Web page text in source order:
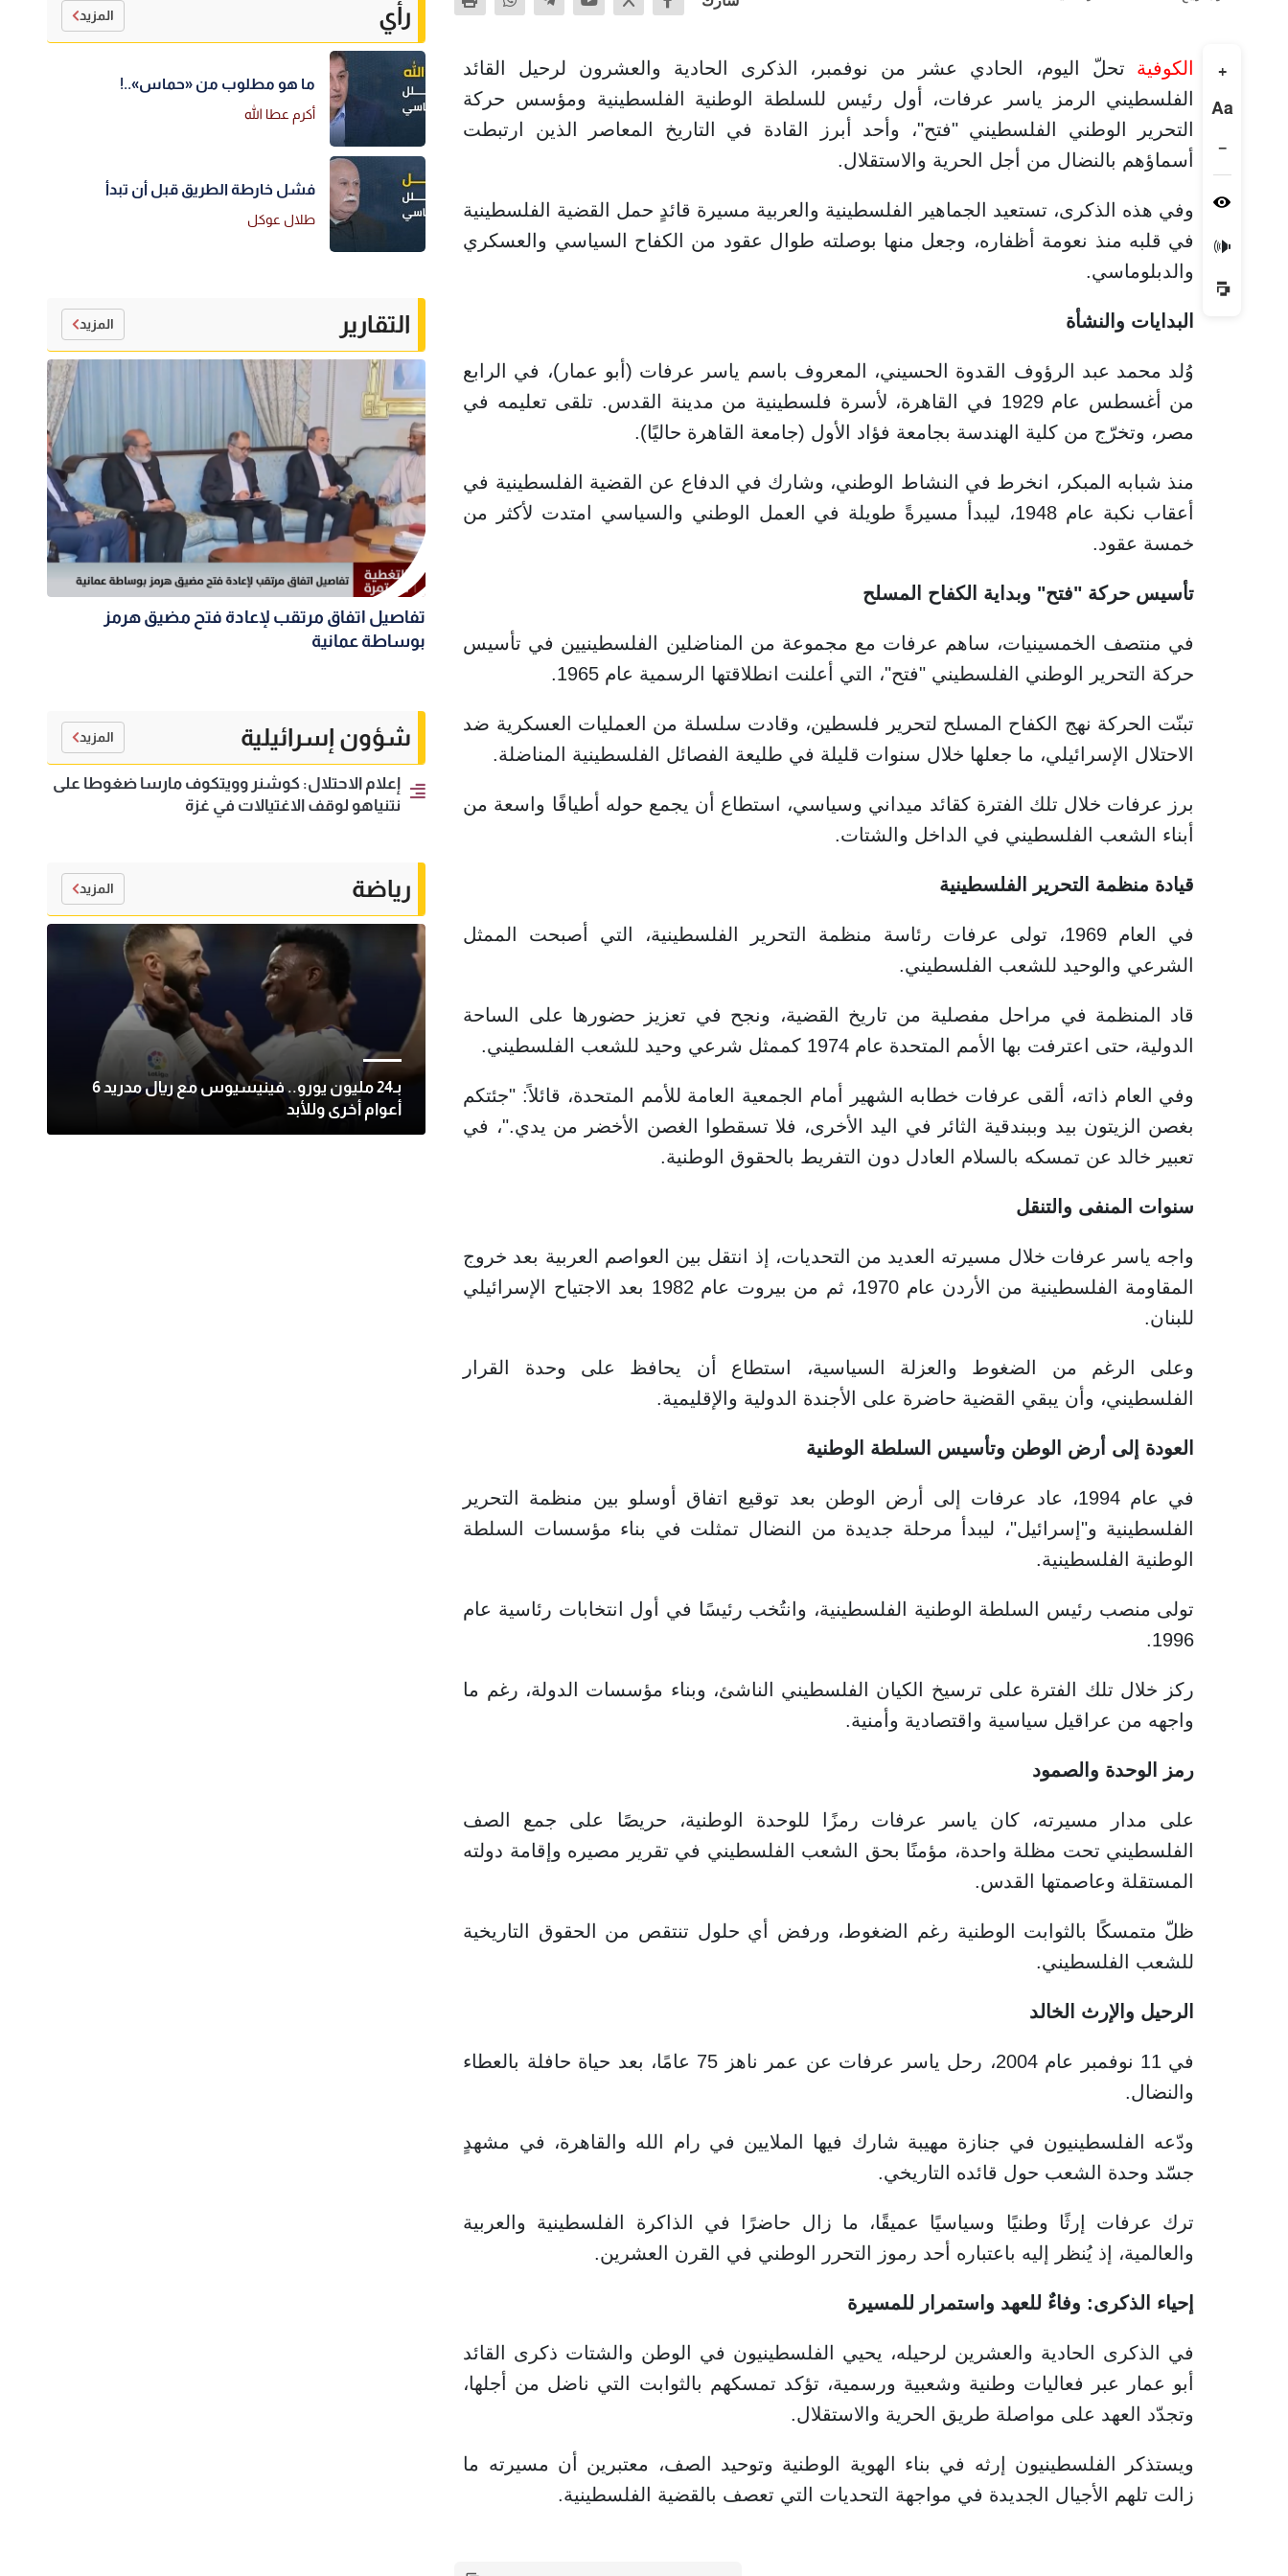
+
Aa
−
🔊
الكوفية تحلّ اليوم، الحادي عشر من نوفمبر، الذكرى الحادية والعشرون لرحيل القائد
الفلسطيني الرمز ياسر عرفات، أول رئيس للسلطة الوطنية الفلسطينية ومؤسس حركة
التحرير الوطني الفلسطيني "فتح"، وأحد أبرز القادة في التاريخ المعاصر الذين ارتبطت
أسماؤهم بالنضال من أجل الحرية والاستقلال.
وفي هذه الذكرى، تستعيد الجماهير الفلسطينية والعربية مسيرة قائدٍ حمل القضية الفلسطينية
في قلبه منذ نعومة أظفاره، وجعل منها بوصلته طوال عقود من الكفاح السياسي والعسكري
والدبلوماسي.
البدايات والنشأة
وُلد محمد عبد الرؤوف القدوة الحسيني، المعروف باسم ياسر عرفات (أبو عمار)، في الرابع
من أغسطس عام 1929 في القاهرة، لأسرة فلسطينية من مدينة القدس. تلقى تعليمه في
مصر، وتخرّج من كلية الهندسة بجامعة فؤاد الأول (جامعة القاهرة حاليًا).
منذ شبابه المبكر، انخرط في النشاط الوطني، وشارك في الدفاع عن القضية الفلسطينية في
أعقاب نكبة عام 1948، ليبدأ مسيرةً طويلة في العمل الوطني والسياسي امتدت لأكثر من
خمسة عقود.
تأسيس حركة "فتح" وبداية الكفاح المسلح
في منتصف الخمسينيات، ساهم عرفات مع مجموعة من المناضلين الفلسطينيين في تأسيس
حركة التحرير الوطني الفلسطيني "فتح"، التي أعلنت انطلاقتها الرسمية عام 1965.
تبنّت الحركة نهج الكفاح المسلح لتحرير فلسطين، وقادت سلسلة من العمليات العسكرية ضد
الاحتلال الإسرائيلي، ما جعلها خلال سنوات قليلة في طليعة الفصائل الفلسطينية المناضلة.
برز عرفات خلال تلك الفترة كقائد ميداني وسياسي، استطاع أن يجمع حوله أطيافًا واسعة من
أبناء الشعب الفلسطيني في الداخل والشتات.
قيادة منظمة التحرير الفلسطينية
في العام 1969، تولى عرفات رئاسة منظمة التحرير الفلسطينية، التي أصبحت الممثل
الشرعي والوحيد للشعب الفلسطيني.
قاد المنظمة في مراحل مفصلية من تاريخ القضية، ونجح في تعزيز حضورها على الساحة
الدولية، حتى اعترفت بها الأمم المتحدة عام 1974 كممثل شرعي وحيد للشعب الفلسطيني.
وفي العام ذاته، ألقى عرفات خطابه الشهير أمام الجمعية العامة للأمم المتحدة، قائلاً: "جئتكم
بغصن الزيتون بيد وببندقية الثائر في اليد الأخرى، فلا تسقطوا الغصن الأخضر من يدي."، في
تعبير خالد عن تمسكه بالسلام العادل دون التفريط بالحقوق الوطنية.
سنوات المنفى والتنقل
واجه ياسر عرفات خلال مسيرته العديد من التحديات، إذ انتقل بين العواصم العربية بعد خروج
المقاومة الفلسطينية من الأردن عام 1970، ثم من بيروت عام 1982 بعد الاجتياح الإسرائيلي
للبنان.
وعلى الرغم من الضغوط والعزلة السياسية، استطاع أن يحافظ على وحدة القرار
الفلسطيني، وأن يبقي القضية حاضرة على الأجندة الدولية والإقليمية.
العودة إلى أرض الوطن وتأسيس السلطة الوطنية
في عام 1994، عاد عرفات إلى أرض الوطن بعد توقيع اتفاق أوسلو بين منظمة التحرير
الفلسطينية و"إسرائيل"، ليبدأ مرحلة جديدة من النضال تمثلت في بناء مؤسسات السلطة
الوطنية الفلسطينية.
تولى منصب رئيس السلطة الوطنية الفلسطينية، وانتُخب رئيسًا في أول انتخابات رئاسية عام
1996.
ركز خلال تلك الفترة على ترسيخ الكيان الفلسطيني الناشئ، وبناء مؤسسات الدولة، رغم ما
واجهه من عراقيل سياسية واقتصادية وأمنية.
رمز الوحدة والصمود
على مدار مسيرته، كان ياسر عرفات رمزًا للوحدة الوطنية، حريصًا على جمع الصف
الفلسطيني تحت مظلة واحدة، مؤمنًا بحق الشعب الفلسطيني في تقرير مصيره وإقامة دولته
المستقلة وعاصمتها القدس.
ظلّ متمسكًا بالثوابت الوطنية رغم الضغوط، ورفض أي حلول تنتقص من الحقوق التاريخية
للشعب الفلسطيني.
الرحيل والإرث الخالد
في 11 نوفمبر عام 2004، رحل ياسر عرفات عن عمر ناهز 75 عامًا، بعد حياة حافلة بالعطاء
والنضال.
ودّعه الفلسطينيون في جنازة مهيبة شارك فيها الملايين في رام الله والقاهرة، في مشهدٍ
جسّد وحدة الشعب حول قائده التاريخي.
ترك عرفات إرثًا وطنيًا وسياسيًا عميقًا، ما زال حاضرًا في الذاكرة الفلسطينية والعربية
والعالمية، إذ يُنظر إليه باعتباره أحد رموز التحرر الوطني في القرن العشرين.
إحياء الذكرى: وفاءٌ للعهد واستمرار للمسيرة
في الذكرى الحادية والعشرين لرحيله، يحيي الفلسطينيون في الوطن والشتات ذكرى القائد
أبو عمار عبر فعاليات وطنية وشعبية ورسمية، تؤكد تمسكهم بالثوابت التي ناضل من أجلها،
وتجدّد العهد على مواصلة طريق الحرية والاستقلال.
ويستذكر الفلسطينيون إرثه في بناء الهوية الوطنية وتوحيد الصف، معتبرين أن مسيرته ما
زالت تلهم الأجيال الجديدة في مواجهة التحديات التي تعصف بالقضية الفلسطينية.
رأي المزيد
ما هو مطلوب من «حماس»..!
أكرم عطا الله
فشل خارطة الطريق قبل أن تبدأ
طلال عوكل
التقارير المزيد
تفاصيل اتفاق مرتقب لإعادة فتح مضيق هرمز
بوساطة عمانية
شؤون إسرائيلية المزيد
إعلام الاحتلال: كوشنر وويتكوف مارسا ضغوطا على
نتنياهو لوقف الاغتيالات في غزة
رياضة المزيد
بـ24 مليون يورو.. فينيسيوس مع ريال مدريد 6
أعوام أخرى وللأبد